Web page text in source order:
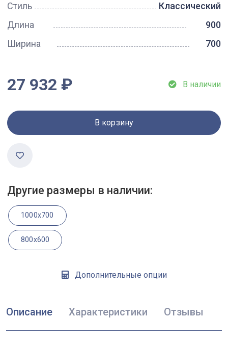
Стиль
Классический
Длина
900
Ширина
700
27 932 ₽ В наличии
В корзину
Другие размеры в наличии:
1000x700
800x600
Дополнительные опции
Описание Характеристики Отзывы